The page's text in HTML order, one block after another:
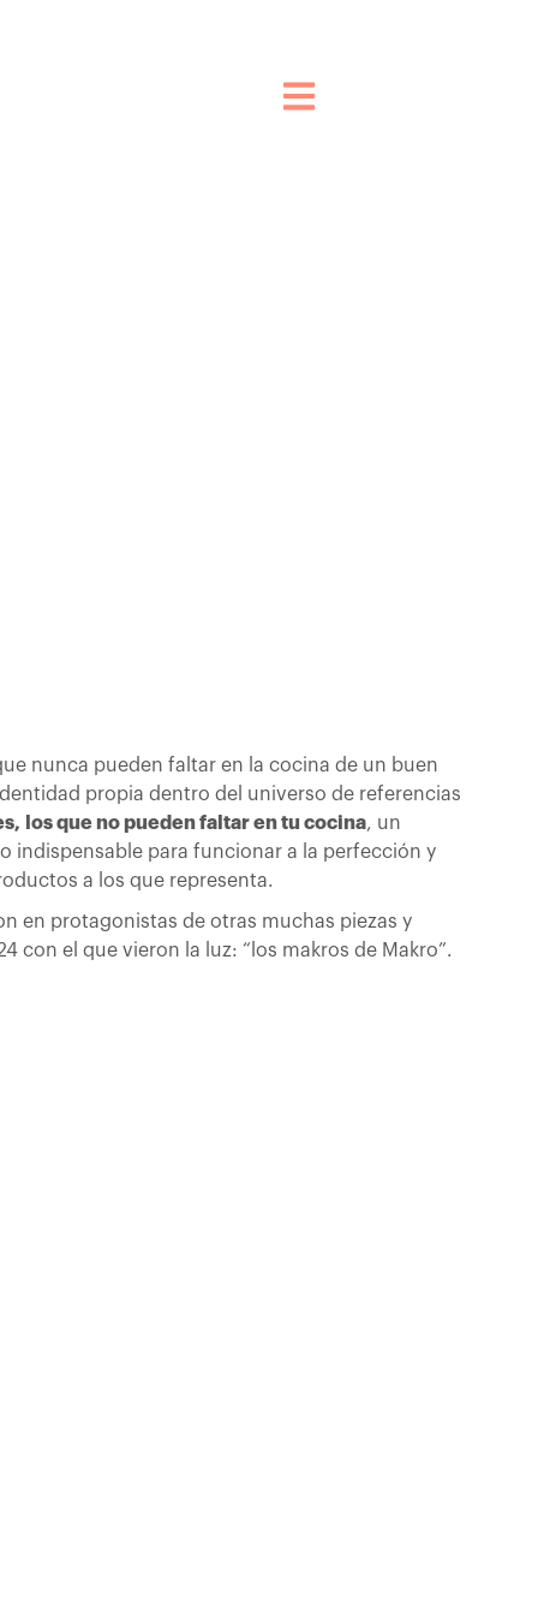
nunca pueden faltar en la cocina de un buen
propia dentro del universo de referencias
los que no pueden faltar en tu cocina, un
indispensable para funcionar a la perfección y
a los que representa.
en protagonistas de otras muchas piezas y
con el que vieron la luz: “los makros de Makro”.